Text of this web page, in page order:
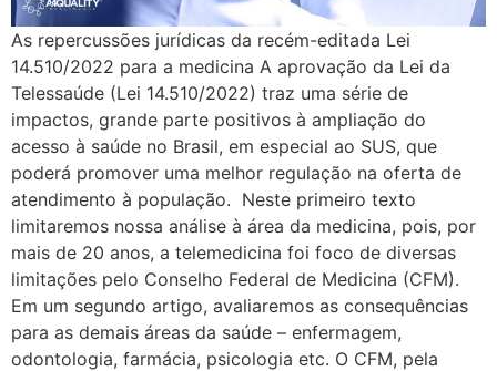
As repercussões jurídicas da recém-editada Lei
14.510/2022 para a medicina A aprovação da Lei da
Telessaúde (Lei 14.510/2022) traz uma série de
impactos, grande parte positivos à ampliação do
acesso à saúde no Brasil, em especial ao SUS, que
poderá promover uma melhor regulação na oferta de
atendimento à população. Neste primeiro texto
limitaremos nossa análise à área da medicina, pois, por
mais de 20 anos, a telemedicina foi foco de diversas
limitações pelo Conselho Federal de Medicina (CFM).
Em um segundo artigo, avaliaremos as consequências
para as demais áreas da saúde – enfermagem,
odontologia, farmácia, psicologia etc. O CFM, pela